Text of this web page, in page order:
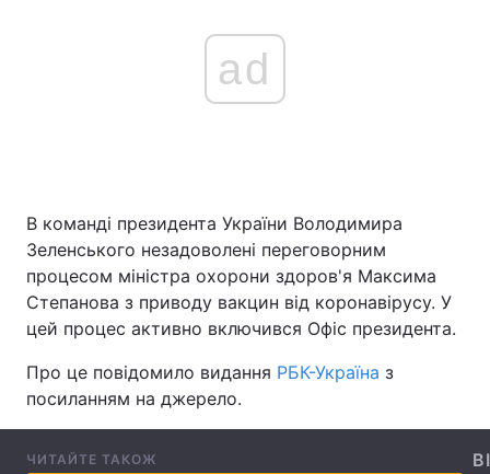
Головна Війна
Україна Політика
Спорт Наука
Зброя
ad
В команді президента України Володимира
Зеленського незадоволені переговорним
процесом міністра охорони здоров'я Максима
Степанова з приводу вакцин від коронавірусу. У
цей процес активно включився Офіс президента.
Про це повідомило видання РБК-Україна з
посиланням на джерело.
ЧИТАЙТЕ ТАКОЖ